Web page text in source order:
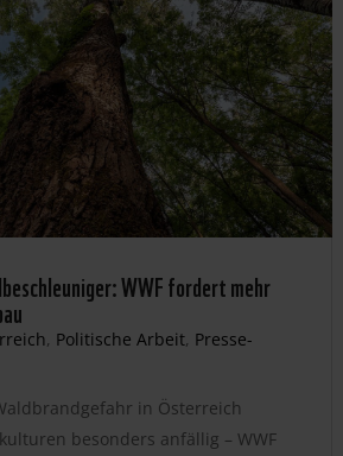
WWF fordert mehr
, Politische Arbeit, Presse-
in Österreich
besonders anfällig – WWF